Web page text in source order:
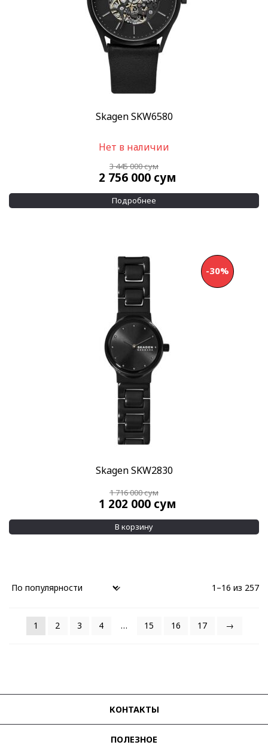
Skagen SKW6580
Нет в наличии
3 445 000сум
2 756 000 сум
Подробнее
Skagen SKW2830
-30%
1 716 000сум
1 202 000 сум
В корзину
1–16 из 257
1 2 3 4 … 15 16 17 →
КОНТАКТЫ
ПОЛЕЗНОЕ